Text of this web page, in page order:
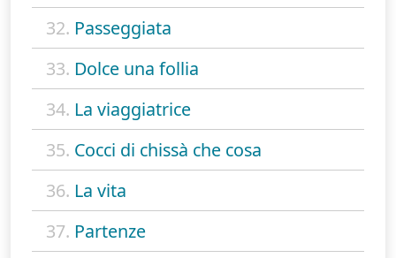
32. Passeggiata
33. Dolce una follia
34. La viaggiatrice
35. Cocci di chissà che cosa
36. La vita
37. Partenze